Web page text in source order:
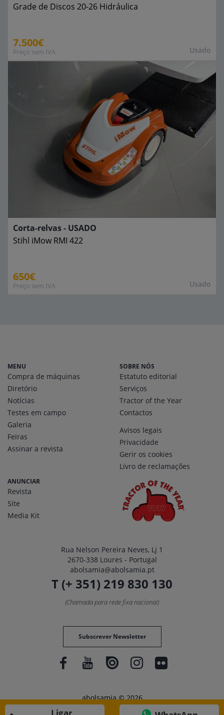
Usado
Grade de Discos 20-26 Hidráulica
7.500€
Preço sem IVA
Usado
Corta-relvas - USADO
Stihl iMow RMI 422
650€
Preço sem IVA
MENU
Compra de máquinas
Diretório
Notícias
Testes em campo
Galeria
Feiras
Assinar a revista
SOBRE NÓS
Estatuto editorial
Serviços
Tractor of the Year
Contactos
Avisos legais
Privacidade
Gerir os cookies
Livro de reclamações
ANUNCIAR
Revista
Site
Media Kit
Rua Nelson Pereira Neves, Lj 1
2670-338 Loures - Portugal
abolsamia@abolsamia.pt
T (+ 351) 219 830 130
(Chamada para rede fixa nacional)
Subscrever Newsletter
abolsamia © 2026